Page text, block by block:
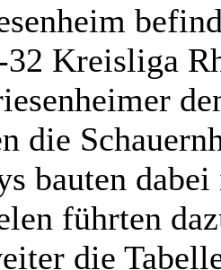
Kreisliga
die
bauten dabei
führten
die